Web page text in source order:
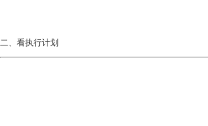
二、看执行计划